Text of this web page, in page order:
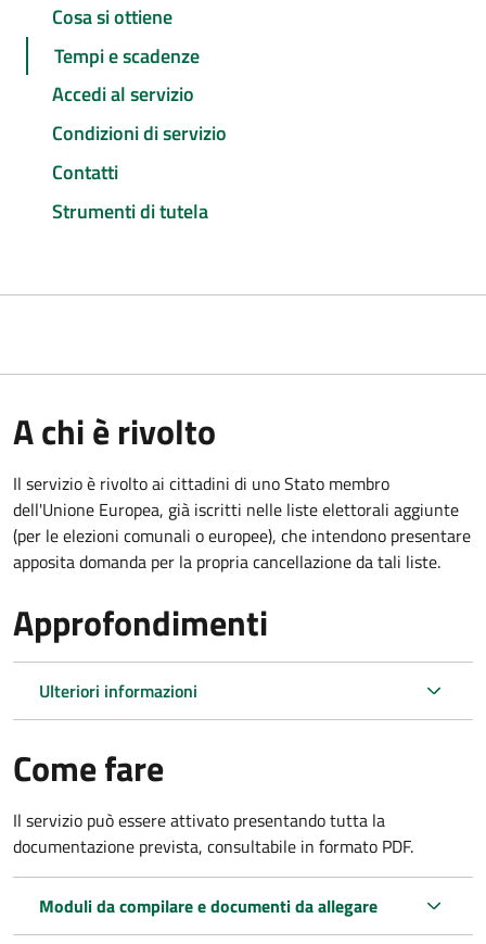
Cosa si ottiene
Tempi e scadenze
Accedi al servizio
Condizioni di servizio
Contatti
Strumenti di tutela
A chi è rivolto
Il servizio è rivolto ai cittadini di uno Stato membro
dell'Unione Europea, già iscritti nelle liste elettorali aggiunte
(per le elezioni comunali o europee), che intendono presentare
apposita domanda per la propria cancellazione da tali liste.
Approfondimenti
Ulteriori informazioni
Come fare
Il servizio può essere attivato presentando tutta la
documentazione prevista, consultabile in formato PDF.
Moduli da compilare e documenti da allegare